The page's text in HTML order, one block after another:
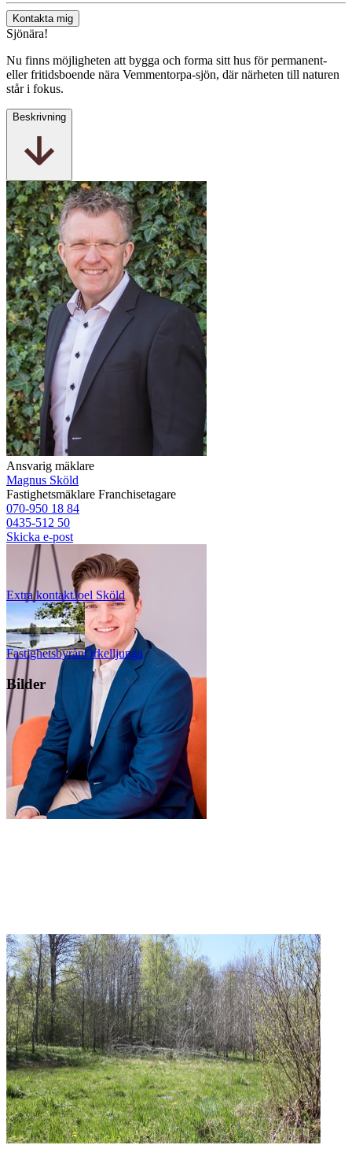
Kontakta mig
Sjönära!
Nu finns möjligheten att bygga och forma sitt hus för permanent-
eller fritidsboende nära Vemmentorpa-sjön, där närheten till naturen
står i fokus.
Beskrivning
Ansvarig mäklare
Magnus Sköld
Fastighetsmäklare Franchisetagare
070-950 18 84
0435-512 50
Skicka e-post
Extra kontaktJoel Sköld
FastighetsbyrånÖrkelljunga
Bilder